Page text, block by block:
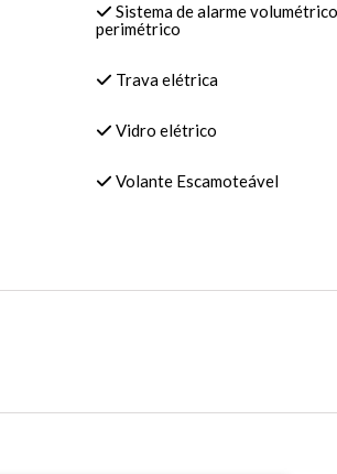
Sistema de alarme
perimétrico
Trava elétrica
Vidro elétrico
Volante Escamoteável